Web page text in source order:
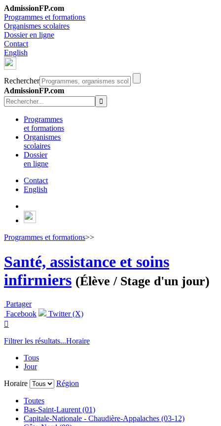
AdmissionFP.com
Programmes et formations
Organismes scolaires
Dossier en ligne
Contact
English
Rechercher
AdmissionFP.com
Programmes
et formations
Organismes
scolaires
Dossier
en ligne
Contact
English
Programmes et formations>>
Santé, assistance et soins
infirmiers (Élève / Stage d'un jour)
Partager
Facebook
Twitter (X)

Filtrer les résultats...Horaire
Tous
Jour
Horaire
Région
Toutes
Bas-Saint-Laurent (01)
Capitale-Nationale - Chaudière-Appalaches (03-12)